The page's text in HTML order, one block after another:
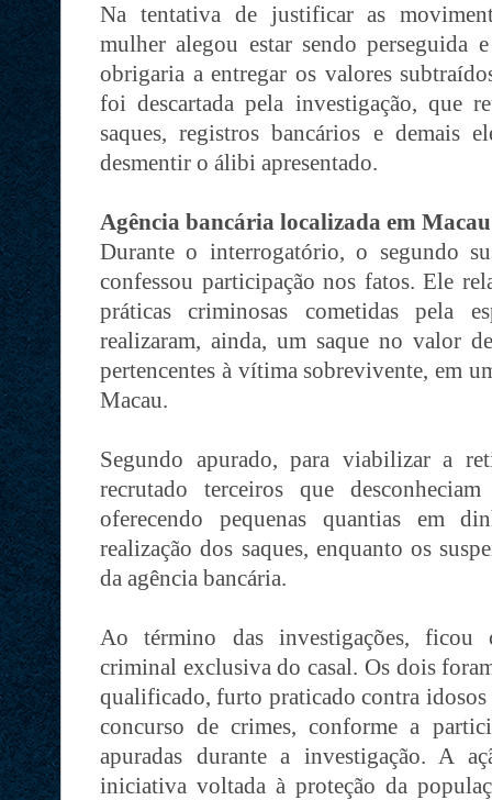
Na tentativa de justificar as
mulher alegou estar sendo perseguida
obrigaria a entregar os valores
foi descartada pela investigação, que
saques, registros bancários e demais
desmentir o álibi apresentado.
Agência bancária localizada em Macau
Durante o interrogatório, o segundo
confessou participação nos fatos. Ele
práticas criminosas cometidas pela
realizaram, ainda, um saque no valor
pertencentes à vítima sobrevivente, em
Macau.
Segundo apurado, para viabilizar a
recrutado terceiros que
oferecendo pequenas quantias em
realização dos saques, enquanto os
da agência bancária.
Ao término das investigações, ficou
criminal exclusiva do casal. Os dois
qualificado, furto praticado contra idosos
concurso de crimes, conforme a
apuradas durante a investigação. A
iniciativa voltada à proteção da